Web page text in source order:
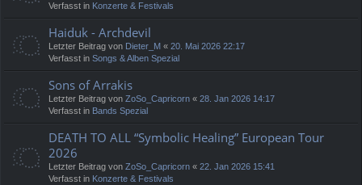
Verfasst in Konzerte & Festivals
Haiduk - Archdevil
Letzter Beitrag von Dieter_M « 20. Mai 2026 22:17
Verfasst in Songs & Alben Spezial
Sons of Arrakis
Letzter Beitrag von ZoSo_Capricorn « 28. Jan 2026 14:17
Verfasst in Bands Spezial
DEATH TO ALL “Symbolic Healing” European Tour
2026
Letzter Beitrag von ZoSo_Capricorn « 22. Jan 2026 15:41
Verfasst in Konzerte & Festivals